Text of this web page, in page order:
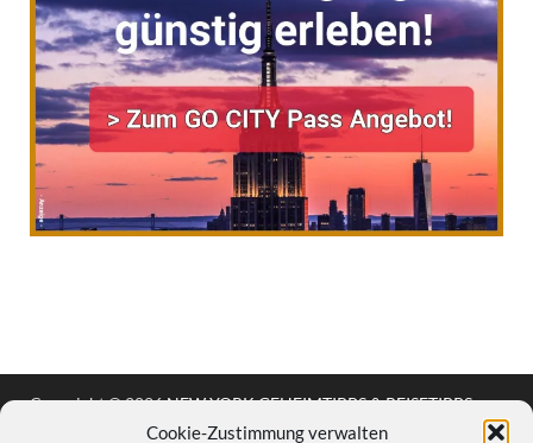
Cookie-Zustimmung verwalten
Copyright © 2026NEW YORK GEHEIMTIPPS & REISETIPPS.
Stolz präsentiertWordPressundHitMag.